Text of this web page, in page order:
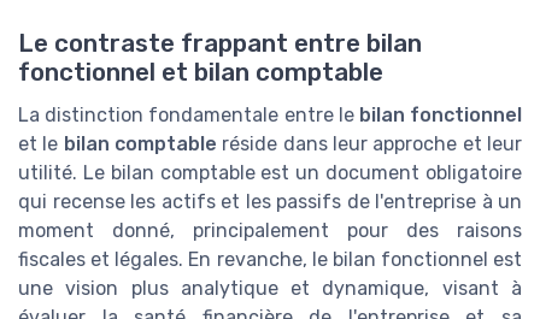
Le contraste frappant entre bilan
fonctionnel et bilan comptable
La distinction fondamentale entre le bilan fonctionnel
et le bilan comptable réside dans leur approche et leur
utilité. Le bilan comptable est un document obligatoire
qui recense les actifs et les passifs de l'entreprise à un
moment donné, principalement pour des raisons
fiscales et légales. En revanche, le bilan fonctionnel est
une vision plus analytique et dynamique, visant à